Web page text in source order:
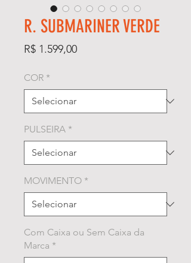
R. SUBMARINER VERDE
R$ 1.599,00Preço
COR *
PULSEIRA *
MOVIMENTO *
Com Caixa ou Sem Caixa da
Marca *